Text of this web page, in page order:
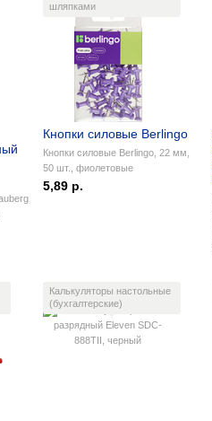
шляпками
Кнопки силовые Berlingo
Кнопки силовые Berlingo, 22 мм,
50 шт., фиолетовые
5,89 р.
Калькуляторы настольные
(бухгалтерские)